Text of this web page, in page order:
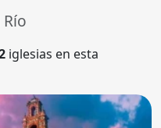
iglesias en esta